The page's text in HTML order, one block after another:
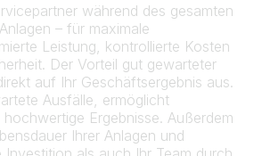
während des gesamten
– für maximale
Leistung, kontrollierte Kosten
Der Vorteil gut gewarteter
auf Ihr Geschäftsergebnis aus.
Ausfälle, ermöglicht
Ergebnisse. Außerdem
Ihrer Anlagen und